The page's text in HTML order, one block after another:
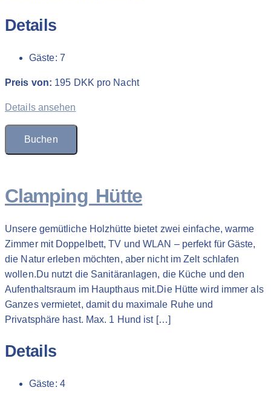
Details
Gäste: 7
Preis von: 195 DKK pro Nacht
Details ansehen
Buchen
Clamping Hütte
Unsere gemütliche Holzhütte bietet zwei einfache, warme
Zimmer mit Doppelbett, TV und WLAN – perfekt für Gäste,
die Natur erleben möchten, aber nicht im Zelt schlafen
wollen.Du nutzt die Sanitäranlagen, die Küche und den
Aufenthaltsraum im Haupthaus mit.Die Hütte wird immer als
Ganzes vermietet, damit du maximale Ruhe und
Privatsphäre hast. Max. 1 Hund ist […]
Details
Gäste: 4